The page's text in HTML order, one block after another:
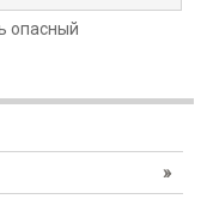
опасный
»